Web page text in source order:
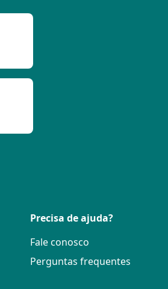
Precisa de ajuda?
Fale conosco
Perguntas frequentes